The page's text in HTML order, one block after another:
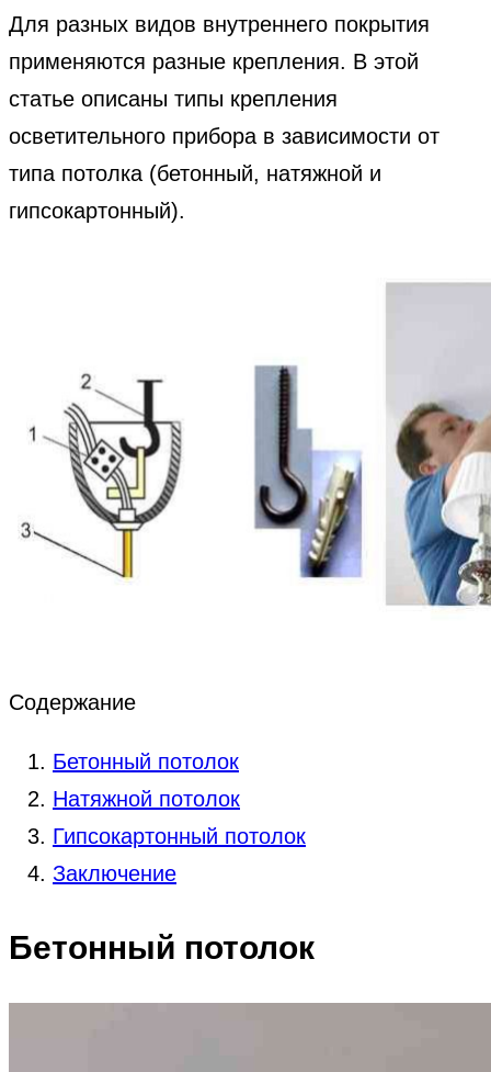
Для разных видов внутреннего покрытия
применяются разные крепления. В этой
статье описаны типы крепления
осветительного прибора в зависимости от
типа потолка (бетонный, натяжной и
гипсокартонный).
Содержание
Бетонный потолок
Натяжной потолок
Гипсокартонный потолок
Заключение
Бетонный потолок